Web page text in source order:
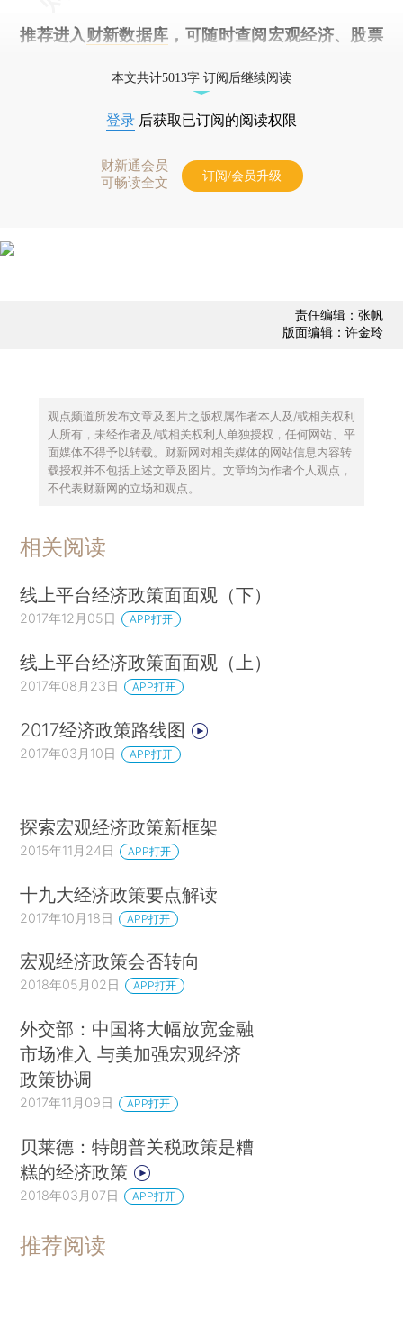
推荐进入 财新数据库 ，可随时查阅宏观经济、股票
本文共计5013字 订阅后继续阅读
登录 后获取已订阅的阅读权限
财新通会员
可畅读全文
订阅/会员升级
责任编辑：张帆
版面编辑：许金玲
观点频道所发布文章及图片之版权属作者本人及/或相关权利
人所有，未经作者及/或相关权利人单独授权，任何网站、平
面媒体不得予以转载。财新网对相关媒体的网站信息内容转
载授权并不包括上述文章及图片。文章均为作者个人观点，
不代表财新网的立场和观点。
相关阅读
线上平台经济政策面面观（下）
2017年12月05日 APP打开
线上平台经济政策面面观（上）
2017年08月23日 APP打开
2017经济政策路线图
2017年03月10日 APP打开
探索宏观经济政策新框架
2015年11月24日 APP打开
十九大经济政策要点解读
2017年10月18日 APP打开
宏观经济政策会否转向
2018年05月02日 APP打开
外交部：中国将大幅放宽金融
市场准入 与美加强宏观经济
政策协调
2017年11月09日 APP打开
贝莱德：特朗普关税政策是糟
糕的经济政策
2018年03月07日 APP打开
推荐阅读